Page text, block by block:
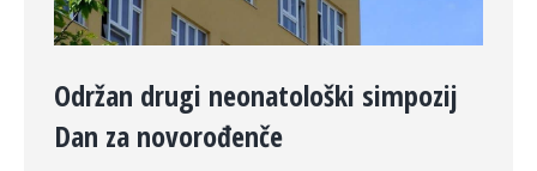
Održan drugi neonatološki simpozij
Dan za novorođenče